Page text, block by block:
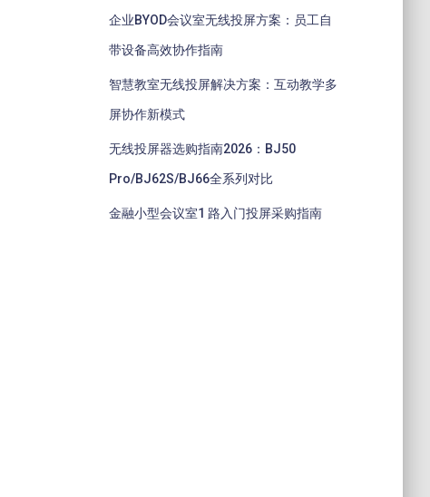
企业BYOD会议室无线投屏方案：员工自
带设备高效协作指南
智慧教室无线投屏解决方案：互动教学多
屏协作新模式
无线投屏器选购指南2026：BJ50
Pro/BJ62S/BJ66全系列对比
金融小型会议室1 路入门投屏采购指南